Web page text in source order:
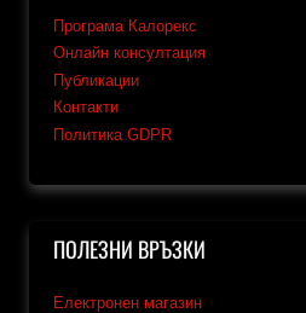
Програма Калорекс
Онлайн консултация
Публикации
Контакти
Политика GDPR
ПОЛЕЗНИ ВРЪЗКИ
Електронен магазин